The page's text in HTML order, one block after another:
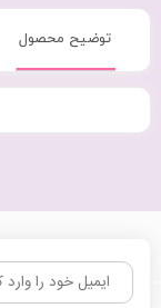
توضیح محصول